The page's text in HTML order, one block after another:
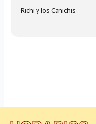
Richi y los Canichis